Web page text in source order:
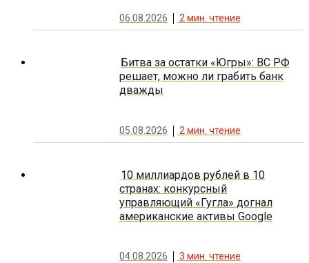
06.08.2026 2 мин. чтение
Битва за остатки «Югры»: ВС РФ
решает, можно ли грабить банк
дважды
05.08.2026 2 мин. чтение
10 миллиардов рублей в 10
странах: конкурсный
управляющий «Гугла» догнал
американские активы Google
04.08.2026 3 мин. чтение